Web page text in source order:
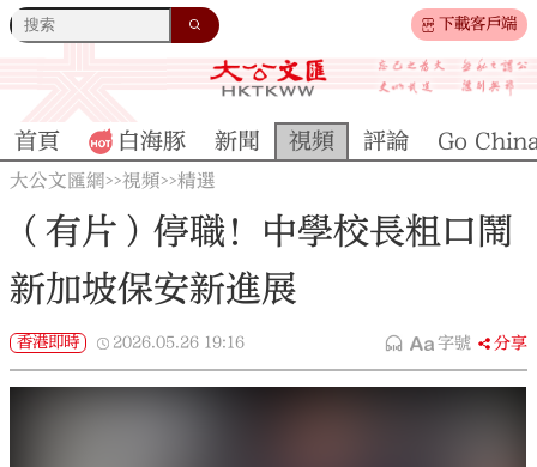
下載客戶端
首頁 白海豚 新聞 視頻 評論 Go
大公文匯網>>視頻>>精選
（有片）停職！中學校長粗口鬧
新加坡保安新進展
香港即時 2026.05.26 19:16 字號 分享